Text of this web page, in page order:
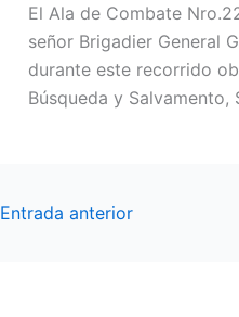
El Ala de Combate
señor Brigadier General
durante este recorrido
Búsqueda y
Entrada anterior